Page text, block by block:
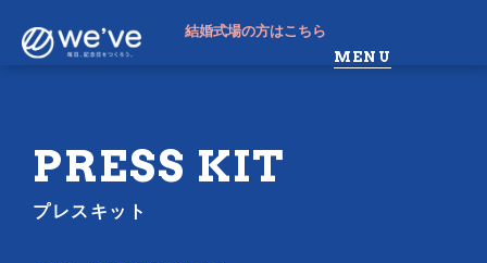
結婚式場の方はこちら
MENU
PRESS KIT
プレスキット